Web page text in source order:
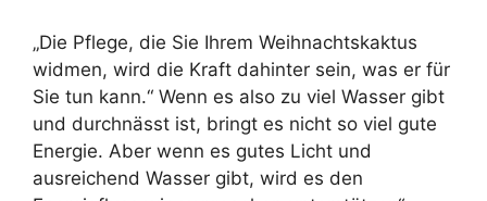
„Die Pflege, die Sie Ihrem Weihnachtskaktus
widmen, wird die Kraft dahinter sein, was er für
Sie tun kann.“ Wenn es also zu viel Wasser gibt
und durchnässt ist, bringt es nicht so viel gute
Energie. Aber wenn es gutes Licht und
ausreichend Wasser gibt, wird es den